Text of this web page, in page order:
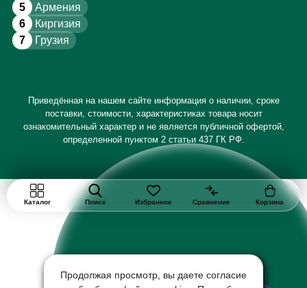
5 Армения
6 Киргизия
7 Грузия
Приведённая на нашем сайте информация о наличии, сроке
поставки, стоимости, характеристиках товара носит
ознакомительный характер и не является публичной офертой,
определенной пунктом 2 статьи 437 ГК РФ.
Каталог Поиск Избранное Сравнение Корзина
Продолжая просмотр, вы даете согласие